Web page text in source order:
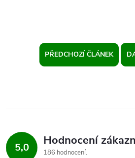
PŘEDCHOZÍ ČLÁNEK
5,0 Hodnocení
186 hodnocení